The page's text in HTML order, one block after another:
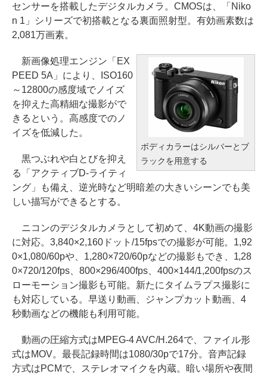
センサーを搭載したデジタルカメラ。CMOSは、「Niko
n 1」シリーズで初搭載となる裏面照射型。有効画素数は
2,081万画素。
ボディカラーはシルバーとブ
ラックを用意する
新画像処理エンジン「EX
PEED 5A」により、ISO160
～12800の感度域でノイズ
を抑えた高精細な撮影がで
きるという。高感度でのノ
イズを低減した。
黒つぶれや白とびを抑え
る「アクティブD-ライティ
ング」も備え、逆光時など明暗差の大きいシーンでも美
しい描写ができるとする。
ニコンのデジタルカメラとして初めて、4K動画の撮影
に対応。3,840×2,160ドット/15fpsでの撮影が可能。1,92
0×1,080/60pや、1,280×720/60pなどの撮影もでき、1,28
0×720/120fps、800×296/400fps、400×144/1,200fpsのス
ローモーション撮影も可能。新たにタイムラプス撮影に
も対応している。早送り動画、ジャンプカット動画、4
秒動画などの機能も利用可能。
動画の圧縮方式はMPEG-4 AVC/H.264で、ファイル形
式はMOV。最長記録時間は1080/30pで17分。音声記録
方式はPCMで、ステレオマイクを内蔵。暗い場所や夜間